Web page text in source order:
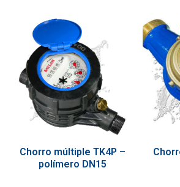
Chorro múltiple TK4P –
polímero DN15